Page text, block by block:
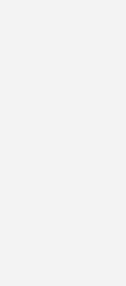
wird außen niemals heiß
Konstruktion. Antikalknoppen
Verkalkung und
hygienisch